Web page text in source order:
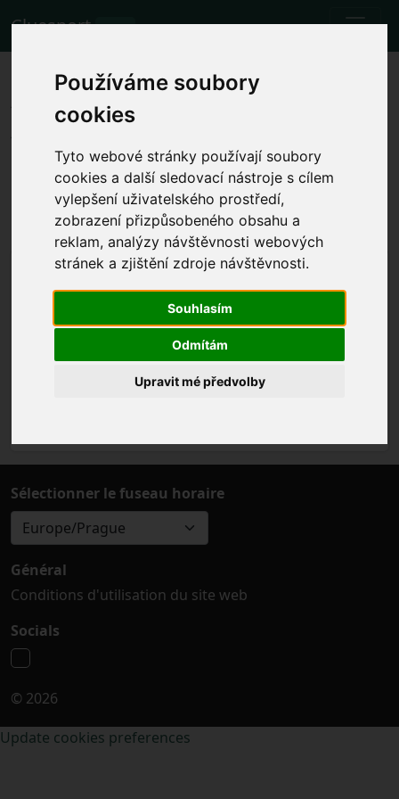
Používáme soubory
cookies
Tyto webové stránky používají soubory
cookies a další sledovací nástroje s cílem
vylepšení uživatelského prostředí,
zobrazení přizpůsobeného obsahu a
reklam, analýzy návštěvnosti webových
stránek a zjištění zdroje návštěvnosti.
Souhlasím
Odmítám
Upravit mé předvolby
Cluesport BETA
Les meilleurs billets d'avion et
tickets pour le match de
football Borussia Dortmund vs
Union Berlin.
Matchs
7.10.2023 Borussia Dortmund 4 - 2 Union Berlin
Afficher l'heure locale du match
sam. 7.10.2023 l'heure sera déterminée
SIGNAL IDUNA PARK, Dortmund
(Germany)
Bundesliga
Sélectionner le fuseau horaire
Europe/Prague
Général
Conditions d'utilisation du site web
Socials
© 2026
Update cookies preferences